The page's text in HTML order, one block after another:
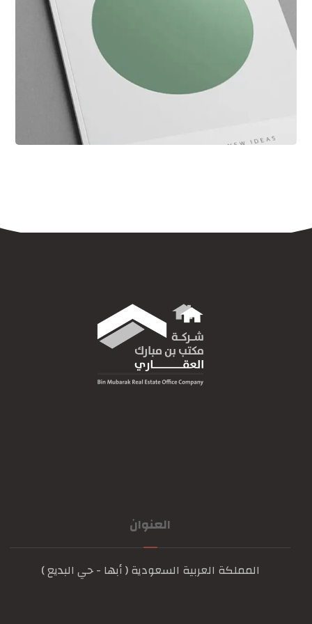
العنوان
المملكة العربية السعودية ( أبها - حي البديع )